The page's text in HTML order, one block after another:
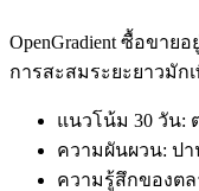
ฟิวเจอร์ส USDC
OpenGradient ซื้อขา
การสะสมระยะยาวมัก
แนวโน้ม 30 วัน:
ความผันผวน: ปา
ความรู้สึกของต